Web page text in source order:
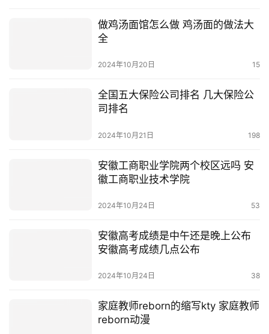
做鸡汤面馆怎么做 鸡汤面的做法大
全
2024年10月20日 15
全国五大保险公司排名 几大保险公
司排名
2024年10月21日 198
安徽工商职业学院两个校区远吗 安
徽工商职业技术学院
2024年10月24日 53
安徽高考成绩是中午还是晚上公布
安徽高考成绩几点公布
2024年10月24日 38
家庭教师reborn的缩写kty 家庭教师
reborn动漫